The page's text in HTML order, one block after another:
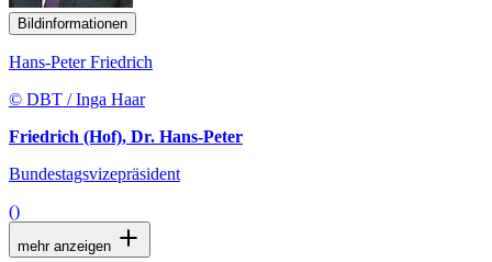
Bildinformationen
Hans-Peter Friedrich
© DBT / Inga Haar
Friedrich (Hof), Dr. Hans-Peter
Bundestagsvizepräsident
()
mehr anzeigen